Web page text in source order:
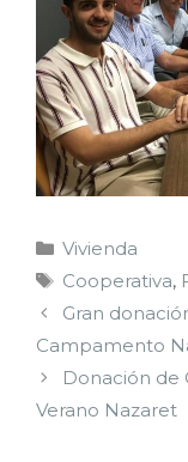
Vivienda
Cooperativa,
Gran
Campamento
Donación de
Verano Nazaret